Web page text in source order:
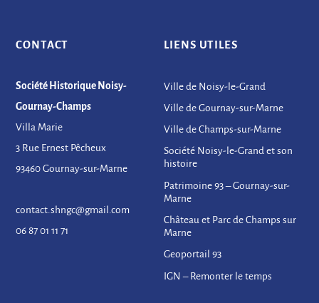
CONTACT
Société Historique Noisy-
Gournay-Champs
Villa Marie
3 Rue Ernest Pêcheux
93460 Gournay-sur-Marne
contact.shngc@gmail.com
06 87 01 11 71
LIENS UTILES
Ville de Noisy-le-Grand
Ville de Gournay-sur-Marne
Ville de Champs-sur-Marne
Société Noisy-le-Grand et son
histoire
Patrimoine 93 – Gournay-sur-
Marne
Château et Parc de Champs sur
Marne
Geoportail 93
IGN – Remonter le temps